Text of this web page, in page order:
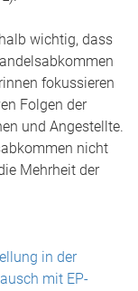
wichtig, dass
fokussieren
Folgen der
und Angestellte.
nicht
Mehrheit der
in der
mit EP-